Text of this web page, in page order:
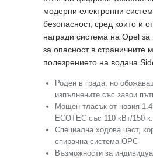
модерни електронни
безопасност, сред които и
награди система на Opel
за опасност в страничните
полезрението на водача
Роден в града, но
изпълнените със завои
Мощен тласък от новия
ECOTEC със 110 кВт/150
Специална ходова част,
спирачна система OPC
Възможности за